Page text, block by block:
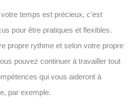
temps est précieux, c’est
pour être pratiques et flexibles.
propre rythme et selon votre propre
pouvez continuer à travailler tout
qui vous aideront à
par exemple.